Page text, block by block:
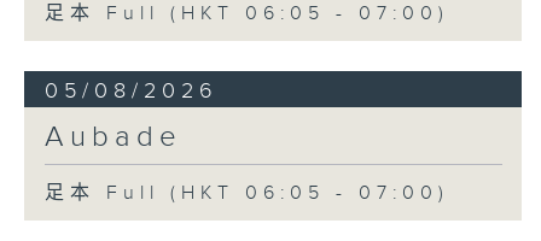
足本 Full (HKT 06:05 - 07:00)
05/08/2026
Aubade
足本 Full (HKT 06:05 - 07:00)